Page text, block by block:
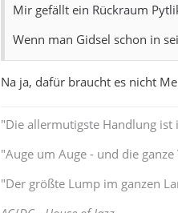
Mir gefällt ein Rückraum
Wenn man Gidsel schon in
Na ja, dafür braucht es nicht
"Die allermutigste Handlung ist
"Auge um Auge - und die
"Der größte Lump im ganzen